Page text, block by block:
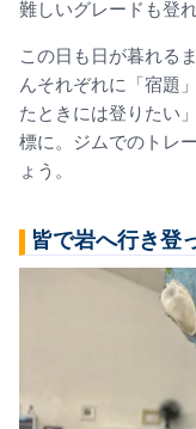
難しいグレードも登
この日も日が暮れる
んそれぞれに「宿題
たときには登りたい
標に。ジムでのトレ
ょう。
皆で岩へ行き登